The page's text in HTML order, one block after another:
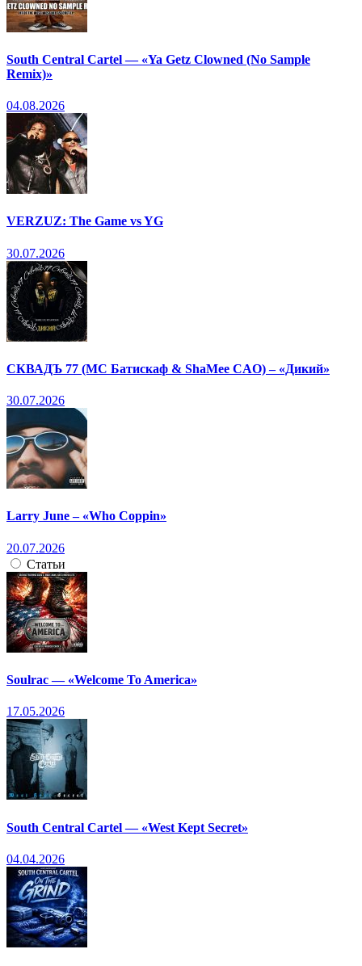
South Central Cartel — «Ya Getz Clowned (No Sample
Remix)»
04.08.2026
VERZUZ: The Game vs YG
30.07.2026
СКВАДЪ 77 (МС Батискаф & ShaMee CAO) – «Дикий»
30.07.2026
Larry June – «Who Coppin»
20.07.2026
Статьи
Soulrac — «Welcome To America»
17.05.2026
South Central Cartel — «West Kept Secret»
04.04.2026